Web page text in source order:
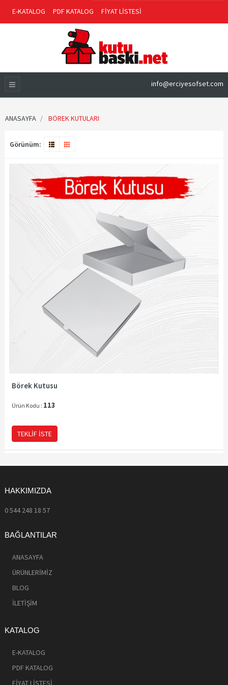
E-KATALOG PDF KATALOG FİYAT LİSTESİ
info@erciyesofset.com
ANASAYFA BÖREK KUTULARI
Görünüm:
Börek Kutusu
Ürün Kodu : 113
TEKLIF İSTE
HAKKIMIZDA
0 544 248 18 57
BAĞLANTILAR
ANASAYFA
ÜRÜNLERİMİZ
BLOG
İLETİŞİM
KATALOG
E-KATALOG
PDF KATALOG
FİYAT LİSTESİ